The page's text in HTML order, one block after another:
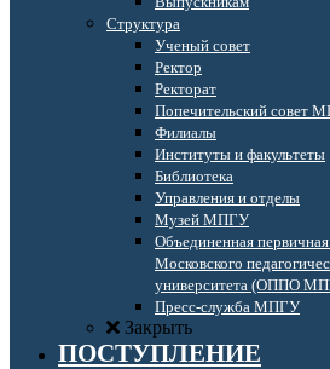
Структура
Ученый совет
Ректор
Ректорат
Попечительский совет
Филиалы
Институты и факультеты
Библиотека
Управления и отделы
Музей МПГУ
Объединенная
Московского
университета (ОППО
Пресс-служба МПГУ
Закрыть
ПОСТУПЛЕНИЕ